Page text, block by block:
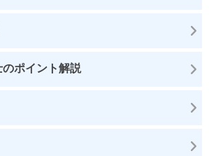
ポイント解説